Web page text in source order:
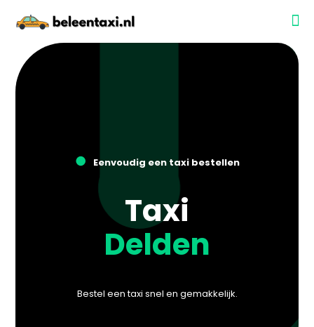
● Eenvoudig een taxi bestellen
Taxi
Delden
Bestel een taxi snel en gemakkelijk.